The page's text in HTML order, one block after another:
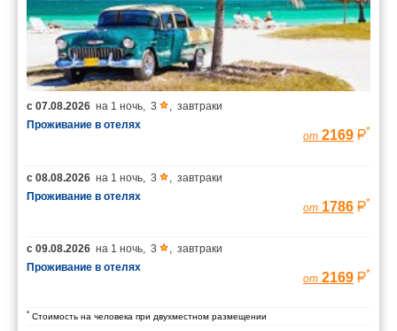
с 07.08.2026 на 1 ночь 3
завтраки
Проживание в отелях
от 2169 *
с 08.08.2026 на 1 ночь 3
завтраки
Проживание в отелях
от 1786 *
с 09.08.2026 на 1 ночь 3
завтраки
Проживание в отелях
от 2169 *
* Стоимость на человека при двухместном размещении